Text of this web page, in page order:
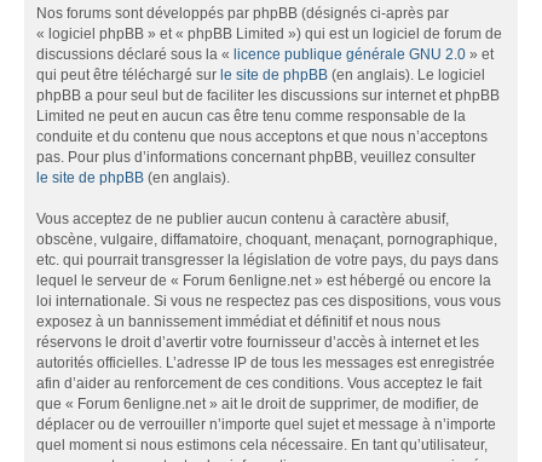
Nos forums sont développés par phpBB (désignés ci-après par
« logiciel phpBB » et « phpBB Limited ») qui est un logiciel de forum de
discussions déclaré sous la « licence publique générale GNU 2.0 » et
qui peut être téléchargé sur le site de phpBB (en anglais). Le logiciel
phpBB a pour seul but de faciliter les discussions sur internet et phpBB
Limited ne peut en aucun cas être tenu comme responsable de la
conduite et du contenu que nous acceptons et que nous n’acceptons
pas. Pour plus d’informations concernant phpBB, veuillez consulter
le site de phpBB (en anglais).
Vous acceptez de ne publier aucun contenu à caractère abusif,
obscène, vulgaire, diffamatoire, choquant, menaçant, pornographique,
etc. qui pourrait transgresser la législation de votre pays, du pays dans
lequel le serveur de « Forum 6enligne.net » est hébergé ou encore la
loi internationale. Si vous ne respectez pas ces dispositions, vous vous
exposez à un bannissement immédiat et définitif et nous nous
réservons le droit d’avertir votre fournisseur d’accès à internet et les
autorités officielles. L’adresse IP de tous les messages est enregistrée
afin d’aider au renforcement de ces conditions. Vous acceptez le fait
que « Forum 6enligne.net » ait le droit de supprimer, de modifier, de
déplacer ou de verrouiller n’importe quel sujet et message à n’importe
quel moment si nous estimons cela nécessaire. En tant qu’utilisateur,